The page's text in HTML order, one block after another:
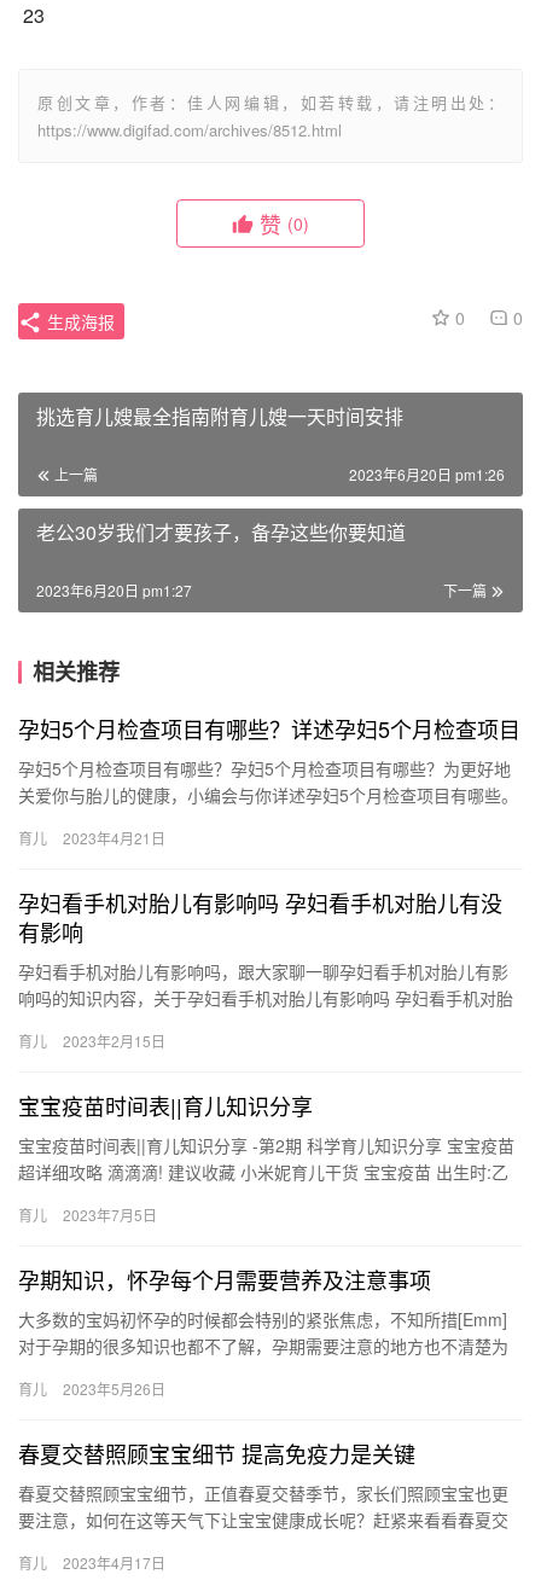
23
原创文章，作者：佳人网编辑，如若转载，请注明出处：
https://www.digifad.com/archives/8512.html
赞 (0)
0 0
生成海报
挑选育儿嫂最全指南附育儿嫂一天时间安排
上一篇 2023年6月20日 pm1:26
老公30岁我们才要孩子，备孕这些你要知道
下一篇
2023年6月20日 pm1:27
相关推荐
孕妇5个月检查项目有哪些？详述孕妇5个月检查项目
孕妇5个月检查项目有哪些？孕妇5个月检查项目有哪些？为更好地
关爱你与胎儿的健康，小编会与你详述孕妇5个月检查项目有哪些。
育儿 2023年4月21日
孕妇看手机对胎儿有影响吗 孕妇看手机对胎儿有没
有影响
孕妇看手机对胎儿有影响吗，跟大家聊一聊孕妇看手机对胎儿有影
响吗的知识内容，关于孕妇看手机对胎儿有影响吗 孕妇看手机对胎
定…
育儿 2023年2月15日
宝宝疫苗时间表||育儿知识分享
宝宝疫苗时间表||育儿知识分享 -第2期 科学育儿知识分享 宝宝疫苗
超详细攻略 滴滴滴! 建议收藏 小米妮育儿干货 宝宝疫苗 出生时:乙
育儿 2023年7月5日
孕期知识，怀孕每个月需要营养及注意事项
大多数的宝妈初怀孕的时候都会特别的紧张焦虑，不知所措[Emm]
对于孕期的很多知识也都不了解，孕期需要注意的地方也不清楚为
时…
育儿 2023年5月26日
春夏交替照顾宝宝细节 提高免疫力是关键
春夏交替照顾宝宝细节，正值春夏交替季节，家长们照顾宝宝也更
要注意，如何在这等天气下让宝宝健康成长呢？赶紧来看看春夏交
多…
育儿 2023年4月17日